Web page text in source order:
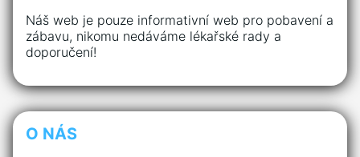
Náš web je pouze informativní web pro pobavení a
zábavu, nikomu nedáváme lékařské rady a
doporučení!
O NÁS